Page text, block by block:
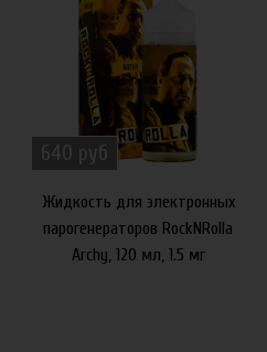
640 руб
Жидкость для электронных
парогенераторов RockNRolla
Archy, 120 мл, 1.5 мг